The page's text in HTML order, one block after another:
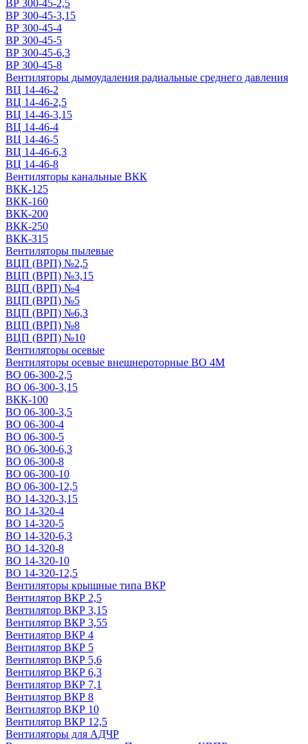
ВР 300-45-2,5
ВР 300-45-3,15
ВР 300-45-4
ВР 300-45-5
ВР 300-45-6,3
ВР 300-45-8
Вентиляторы дымоудаления радиальные среднего давления
ВЦ 14-46-2
ВЦ 14-46-2,5
ВЦ 14-46-3,15
ВЦ 14-46-4
ВЦ 14-46-5
ВЦ 14-46-6,3
ВЦ 14-46-8
Вентиляторы канальные ВКК
ВКК-125
ВКК-160
ВКК-200
ВКК-250
ВКК-315
Вентиляторы пылевые
ВЦП (ВРП) №2,5
ВЦП (ВРП) №3,15
ВЦП (ВРП) №4
ВЦП (ВРП) №5
ВЦП (ВРП) №6,3
ВЦП (ВРП) №8
ВЦП (ВРП) №10
Вентиляторы осевые
Вентиляторы осевые внешнероторные ВО 4М
ВО 06-300-2,5
ВО 06-300-3,15
ВКК-100
ВО 06-300-3,5
ВО 06-300-4
ВО 06-300-5
ВО 06-300-6,3
ВО 06-300-8
ВО 06-300-10
ВО 06-300-12,5
ВО 14-320-3,15
ВО 14-320-4
ВО 14-320-5
ВО 14-320-6,3
ВО 14-320-8
ВО 14-320-10
ВО 14-320-12,5
Вентиляторы крышные типа ВКР
Вентилятор ВКР 2,5
Вентилятор ВКР 3,15
Вентилятор ВКР 3,55
Вентилятор ВКР 4
Вентилятор ВКР 5
Вентилятор ВКР 5,6
Вентилятор ВКР 6,3
Вентилятор ВКР 7,1
Вентилятор ВКР 8
Вентилятор ВКР 10
Вентилятор ВКР 12,5
Вентиляторы для АДЧР